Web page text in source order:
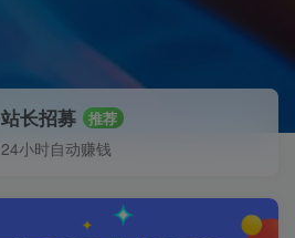
站长招募 推荐
24小时自动赚钱